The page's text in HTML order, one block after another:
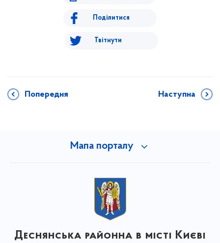
Поділитися
Твітнути
Попередня Наступна
Мапа порталу
Деснянська районна в місті Києві